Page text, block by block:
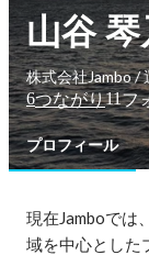
山谷
株式会社Jambo /
6つながり11フ
プロフィール
現在Jamboでは
域を中心とした